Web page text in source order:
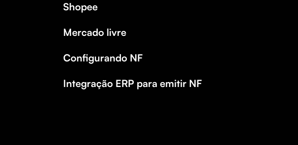
Shopee
Mercado livre
Configurando NF
Integração ERP para emitir NF